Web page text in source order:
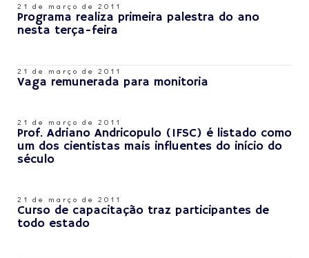
21 de março de 2011
Programa realiza primeira palestra do ano
nesta terça-feira
21 de março de 2011
Vaga remunerada para monitoria
21 de março de 2011
Prof. Adriano Andricopulo (IFSC) é listado como
um dos cientistas mais influentes do início do
século
21 de março de 2011
Curso de capacitação traz participantes de
todo estado